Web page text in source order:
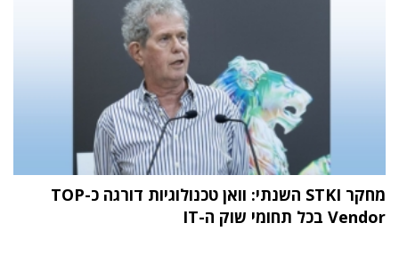
מחקר STKI השנתי: וואן טכנולוגיות דורגה כ-TOP
Vendor בכל תחומי שוק ה-IT